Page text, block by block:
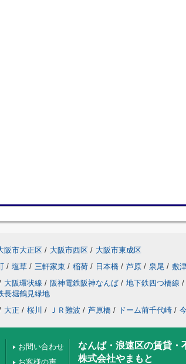
阪市大正区 / 大阪市西区 / 大阪市東成区
/ 塩草 / 三軒家東 / 稲荷 / 日本橋 / 芦原 / 泉尾 / 敷
大阪環状線 / 阪神電鉄阪神なんば / 地下鉄四つ橋線 /
長堀鶴見緑地
大正 / 桜川 / ＪＲ難波 / 芦原橋 / ドーム前千代崎 /
お問い合わせ
お客様の声
なんば・浪速区の賃貸・
株式会社やまもと